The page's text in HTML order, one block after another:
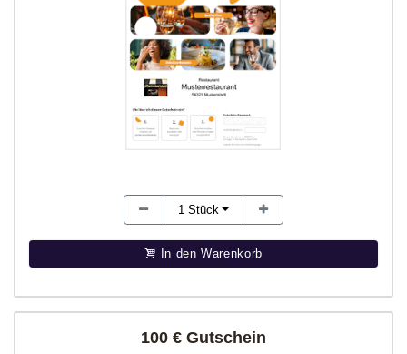
1 Stück
In den Warenkorb
100 € Gutschein